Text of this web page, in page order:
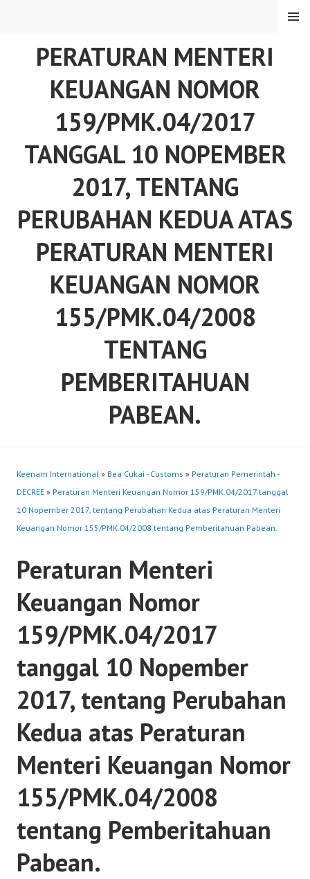
PERATURAN MENTERI
KEUANGAN NOMOR
159/PMK.04/2017
TANGGAL 10 NOPEMBER
2017, TENTANG
PERUBAHAN KEDUA ATAS
PERATURAN MENTERI
KEUANGAN NOMOR
155/PMK.04/2008
TENTANG
PEMBERITAHUAN
PABEAN.
MENU
Keenam International » Bea Cukai - Customs » Peraturan Pemerintah -
DECREE » Peraturan Menteri Keuangan Nomor 159/PMK.04/2017 tanggal
10 Nopember 2017, tentang Perubahan Kedua atas Peraturan Menteri
Keuangan Nomor 155/PMK.04/2008 tentang Pemberitahuan Pabean.
Peraturan Menteri
Keuangan Nomor
159/PMK.04/2017
tanggal 10 Nopember
2017, tentang Perubahan
Kedua atas Peraturan
Menteri Keuangan Nomor
155/PMK.04/2008
tentang Pemberitahuan
Pabean.